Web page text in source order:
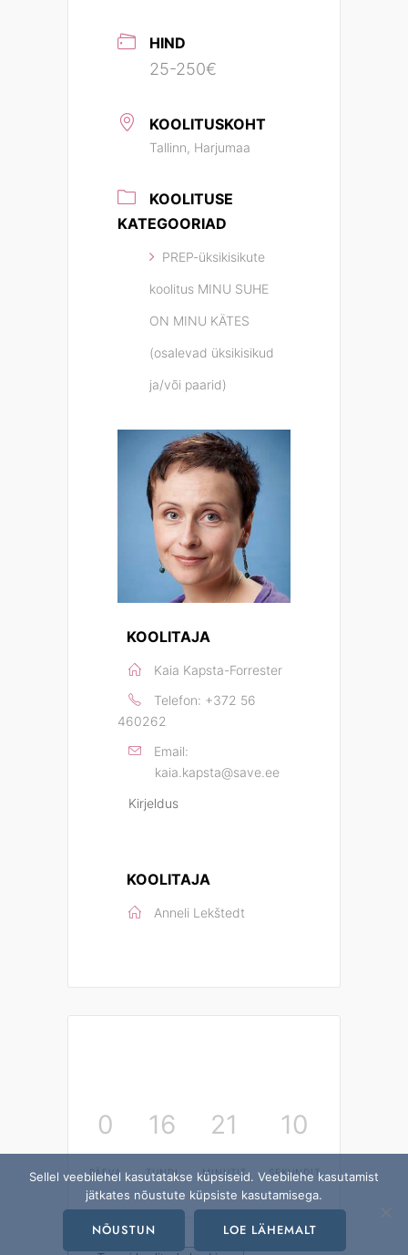
HIND
25-250€
KOOLITUSKOHT
Tallinn, Harjumaa
KOOLITUSE
KATEGOORIAD
PREP-üksikisikute
koolitus MINU SUHE
ON MINU KÄTES
(osalevad üksikisikud
ja/või paarid)
KOOLITAJA
Kaia Kapsta-Forrester
Telefon: +372 56
460262
Email:
kaia.kapsta@save.ee
Kirjeldus
KOOLITAJA
Anneli Lekštedt
0
PÄEVA
16
TUNDI
21
MINUTIT
10
SEKUNDIT
Sellel veebilehel kasutatakse küpsiseid. Veebilehe kasutamist
jätkates nõustute küpsiste kasutamisega.
NÕUSTUN LOE LÄHEMALT